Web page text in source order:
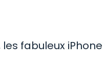
fabuleux iPhone